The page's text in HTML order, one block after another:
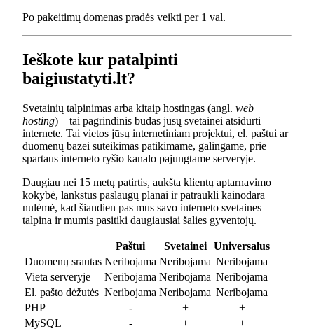
Po pakeitimų domenas pradės veikti per 1 val.
Ieškote kur patalpinti
baigiustatyti.lt?
Svetainių talpinimas arba kitaip hostingas (angl. web
hosting) – tai pagrindinis būdas jūsų svetainei atsidurti
internete. Tai vietos jūsų internetiniam projektui, el. paštui ar
duomenų bazei suteikimas patikimame, galingame, prie
spartaus interneto ryšio kanalo pajungtame serveryje.
Daugiau nei 15 metų patirtis, aukšta klientų aptarnavimo
kokybė, lankstūs paslaugų planai ir patraukli kainodara
nulėmė, kad šiandien pas mus savo interneto svetaines
talpina ir mumis pasitiki daugiausiai šalies gyventojų.
Paštui Svetainei
Universalus
Duomenų srautas Neribojama Neribojama Neribojama
Vieta serveryje
Neribojama Neribojama Neribojama
El. pašto dėžutės Neribojama Neribojama Neribojama
PHP
- +
+
MySQL
- +
+